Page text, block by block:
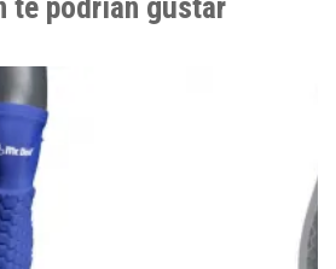
te podrían gustar